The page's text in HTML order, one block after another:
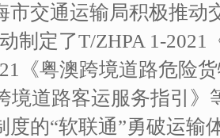
市交通运输局积极推动
制定了T/ZHPA 1-
《粤澳跨境道路危险
境道路客运服务指引
度的“软联通”勇破运输